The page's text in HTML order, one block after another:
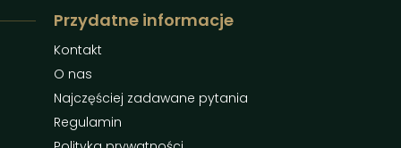
Przydatne informacje
Kontakt
O nas
Najczęściej zadawane pytania
Regulamin